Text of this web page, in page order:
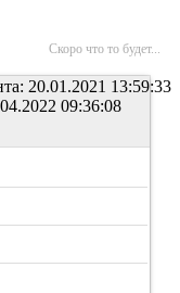
Скоро что то будет...
20.01.2021 13:59:33
09:36:08